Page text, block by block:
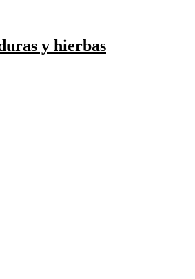
y hierbas